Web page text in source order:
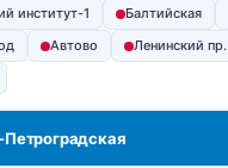
институт-1
Балтийская
Автово
Ленинский пр.